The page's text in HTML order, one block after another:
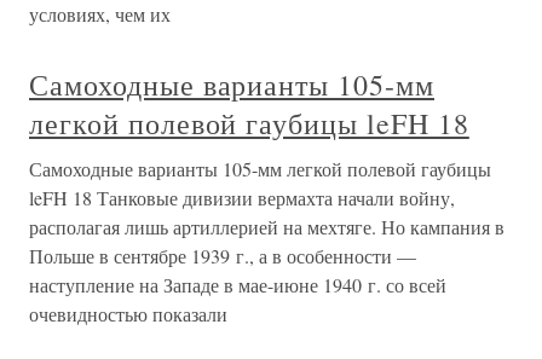
условиях, чем их
Самоходные варианты 105-мм
легкой полевой гаубицы leFH 18
Самоходные варианты 105-мм легкой полевой гаубицы
leFH 18 Танковые дивизии вермахта начали войну,
располагая лишь артиллерией на мехтяге. Но кампания в
Польше в сентябре 1939 г., а в особенности —
наступление на Западе в мае-июне 1940 г. со всей
очевидностью показали